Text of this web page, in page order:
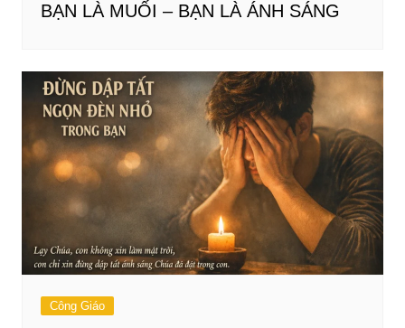
BẠN LÀ MUỐI – BẠN LÀ ÁNH SÁNG
Công Giáo